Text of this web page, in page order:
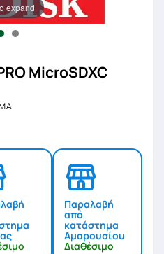
expand
MicroSDXC
Παραλαβή
από
κατάστημα
Αμαρουσίου
Διαθέσιμο